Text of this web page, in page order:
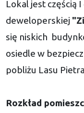
Lokal jest częścią
deweloperskiej
się niskich
osiedle w
pobliżu Lasu
Rozkład